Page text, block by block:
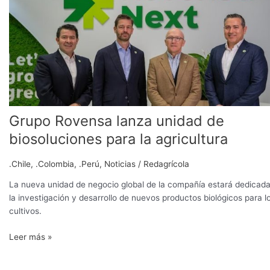
Grupo Rovensa lanza unidad de
biosoluciones para la agricultura
.Chile, .Colombia, .Perú, Noticias / Redagrícola
La nueva unidad de negocio global de la compañía estará
la investigación y desarrollo de nuevos productos biológicos para
cultivos.
unidad
de
biosoluciones
para
la
agricultura
Leer más »